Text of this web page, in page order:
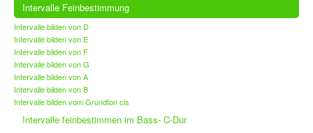
Intervalle Feinbestimmung
Intervalle bilden von D
Intervalle bilden von E
Intervalle bilden von F
Intervalle bilden von G
Intervalle bilden von A
Intervalle bilden von B
Intervalle bilden vom Grundton cis
Intervalle feinbestimmen im Bass- C-Dur